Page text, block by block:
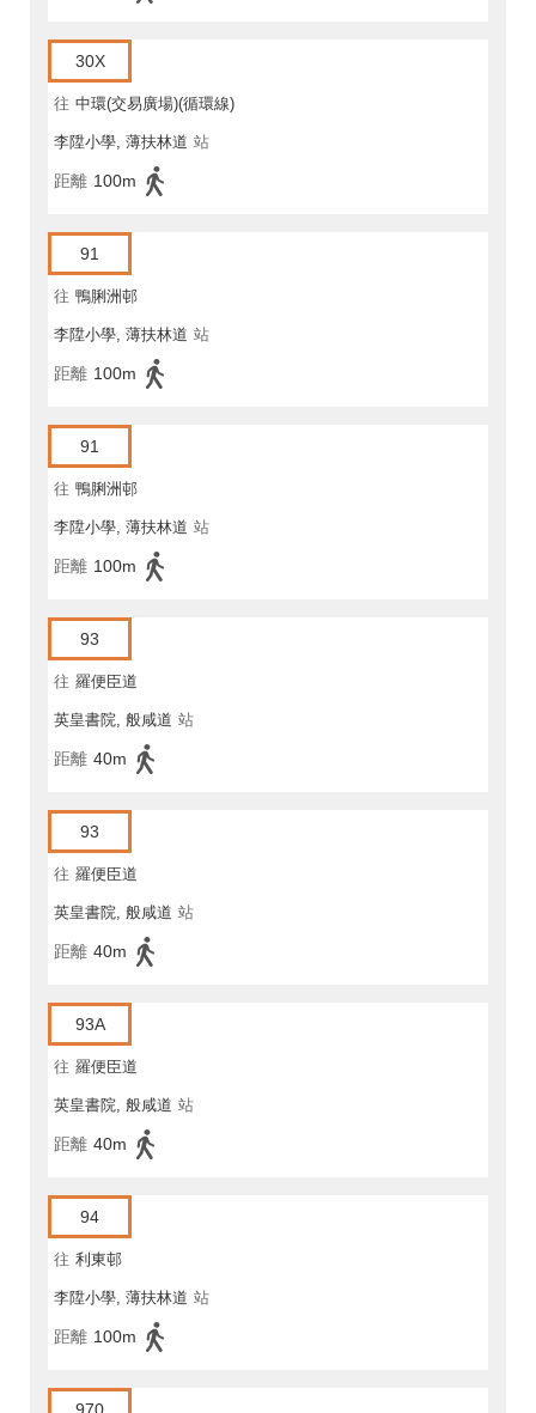
30X
往 中環(交易廣場)(循環線)
李陞小學, 薄扶林道 站
距離 100m
91
往 鴨脷洲邨
李陞小學, 薄扶林道 站
距離 100m
91
往 鴨脷洲邨
李陞小學, 薄扶林道 站
距離 100m
93
往 羅便臣道
英皇書院, 般咸道 站
距離 40m
93
往 羅便臣道
英皇書院, 般咸道 站
距離 40m
93A
往 羅便臣道
英皇書院, 般咸道 站
距離 40m
94
往 利東邨
李陞小學, 薄扶林道 站
距離 100m